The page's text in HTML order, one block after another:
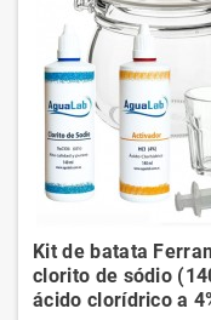
Kit de batata
clorito de sódio
ácido clorídrico a